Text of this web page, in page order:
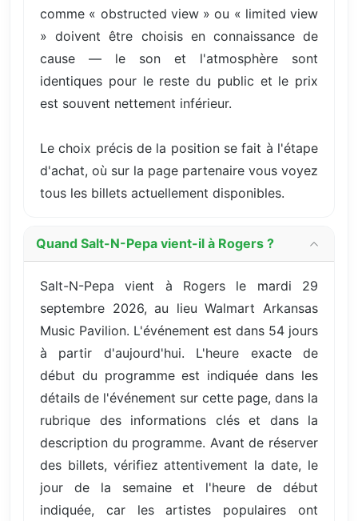
comme « obstructed view » ou « limited view
» doivent être choisis en connaissance de
cause — le son et l'atmosphère sont
identiques pour le reste du public et le prix
est souvent nettement inférieur.
Le choix précis de la position se fait à l'étape
d'achat, où sur la page partenaire vous voyez
tous les billets actuellement disponibles.
Quand Salt-N-Pepa vient-il à Rogers ?
Salt-N-Pepa vient à Rogers le mardi 29
septembre 2026, au lieu Walmart Arkansas
Music Pavilion. L'événement est dans 54 jours
à partir d'aujourd'hui. L'heure exacte de
début du programme est indiquée dans les
détails de l'événement sur cette page, dans la
rubrique des informations clés et dans la
description du programme. Avant de réserver
des billets, vérifiez attentivement la date, le
jour de la semaine et l'heure de début
indiquée, car les artistes populaires ont